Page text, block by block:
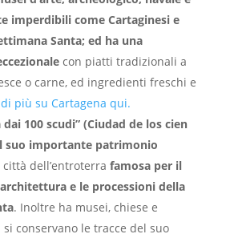
imperdibili come Cartaginesi e
Santa; ed ha una
con piatti tradizionali a
o carne, ed ingredienti freschi e
più su Cartagena qui.
100 scudi” (Ciudad de los cien
suo importante patrimonio
dell’entroterra famosa per il
e le processioni della
. Inoltre ha musei, chiese e
conservano le tracce del suo